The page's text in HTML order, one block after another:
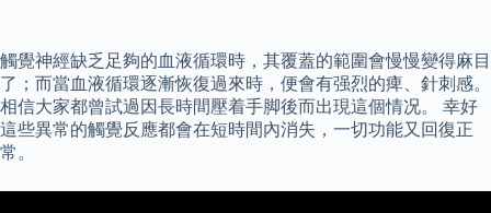
觸覺神經缺乏足夠的血液循環時，其覆蓋的範圍會慢慢變得麻目
了；而當血液循環逐漸恢復過來時，便會有强烈的痺、針刺感。
相信大家都曾試過因長時間壓着手脚後而出現這個情况。 幸好
這些異常的觸覺反應都會在短時間內消失，一切功能又回復正
常。